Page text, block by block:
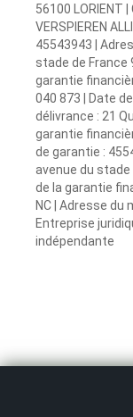
56100 LORIENT
VERSPIEREN
45543943 |
stade de France
garantie
040 873 | Date
délivrance : 21
garantie
de garantie :
avenue du stade
de la garantie
NC | Adresse du
Entreprise
indépendante